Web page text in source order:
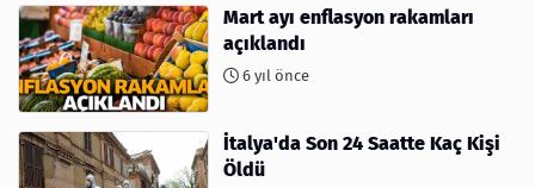
Mart ayı enflasyon rakamları
açıklandı
6 yıl önce
İtalya'da Son 24 Saatte Kaç Kişi
Öldü